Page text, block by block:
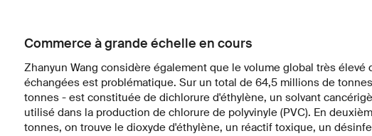
Commerce à grande échelle en cours
Zhanyun Wang considère également que le volume global très élevé
échangées est problématique. Sur un total de 64,5 millions de
tonnes - est constituée de dichlorure d'éthylène, un solvant
utilisé dans la production de chlorure de polyvinyle (PVC). En
tonnes, on trouve le dioxyde d'éthylène, un réactif toxique, un